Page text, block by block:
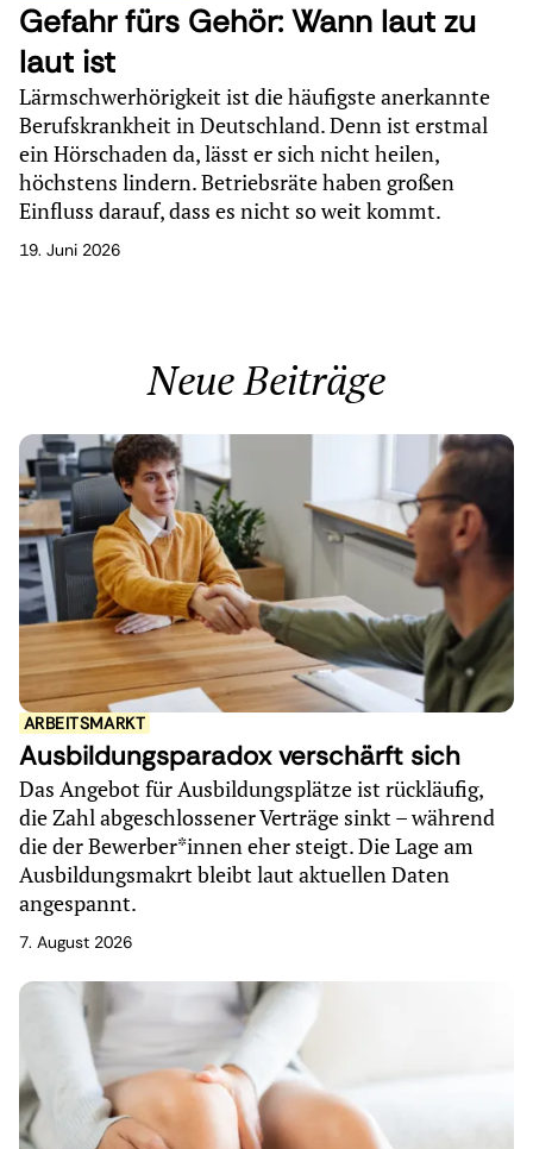
Gefahr fürs Gehör: Wann laut zu
laut ist
Lärmschwerhörigkeit ist die häufigste anerkannte
Berufskrankheit in Deutschland. Denn ist erstmal
ein Hörschaden da, lässt er sich nicht heilen,
höchstens lindern. Betriebsräte haben großen
Einfluss darauf, dass es nicht so weit kommt.
19. Juni 2026
Neue Beiträge
ARBEITSMARKT
Ausbildungsparadox verschärft sich
Das Angebot für Ausbildungsplätze ist rückläufig,
die Zahl abgeschlossener Verträge sinkt – während
die der Bewerber*innen eher steigt. Die Lage am
Ausbildungsmakrt bleibt laut aktuellen Daten
angespannt.
7. August 2026